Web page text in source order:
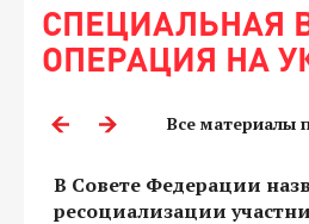
СПЕЦИАЛЬНАЯ
ОПЕРАЦИЯ НА
Все материалы
В Совете Федерации
ресоциализации